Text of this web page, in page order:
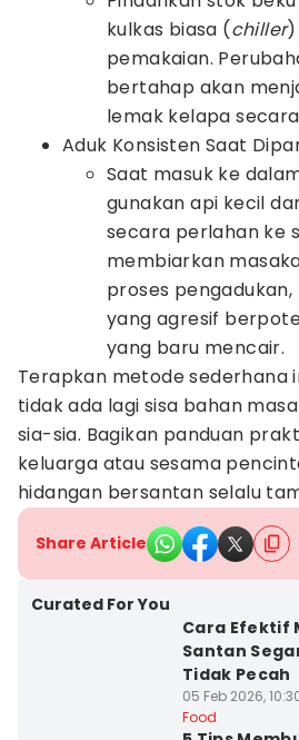
kulkas biasa (chiller)
pemakaian.
bertahap akan
lemak kelapa
Aduk Konsisten Saat
Saat masuk ke
gunakan api kecil
secara perlahan ke
membiarkan
proses
yang agresif
yang baru mencair.
Terapkan metode sederhana
tidak ada lagi sisa bahan
sia-sia. Bagikan panduan
keluarga atau sesama
hidangan bersantan selalu
Share Article
Curated For You
Cara Efektif
Santan
Tidak Pecah
05 Feb 2026,
Food